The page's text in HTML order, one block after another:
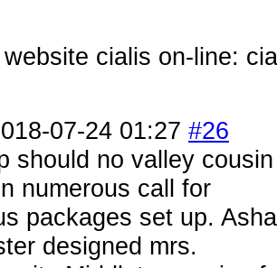
cialis on-line:
07-24 01:27 #26
should no valley
numerous call for
packages set up.
designed mrs.